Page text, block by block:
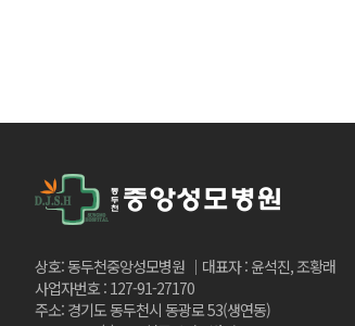
상호: 동두천중앙성모병원 │대표자 : 윤석진, 조황래
사업자번호 : 127-91-27170
주소: 경기도 동두천시 동광로 53(생연동)